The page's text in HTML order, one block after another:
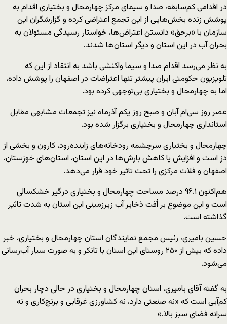
در اقدامی کم‌سابقه، صدا و سیمای مرکز چهارمحال و بختیاری اقدام به
پوشش زنده بخش‌هایی از این تجمع اعتراضی کرده و گزارشگران این
سازمان با «برحق» دانستن اعتراض‌ها، خواستار رسیدگی مسئولان به
بحران آب در این استان و دیگر استان‌ها شدند.
به نظر می‌رسد اقدام صدا و سیما واکنشی باشد به انتقاد از این که
تلویزیون حکومتی ایران پیشتر تنها اعتراضات در اصفهان را پوشش داده،
اما به چهارمحال و بختیاری بی‌توجهی کرده بود.
عصر روز سی‌ام آبان و صبح روز یکم آذرماه نیز تجمعات مشابهی مقابل
استانداری چهارمحال و بختیاری برگزار شده بود.
چهارمحال و بختیاری سرچشمه رودخانه‌های زاینده‌رود، کارون و بخشی از
دز است و افزایش یا کاهش بارش‌ها در این استان، استان‌های خوزستان،
اصفهان و فلات مرکزی را تحت تاثیر خود قرار می‌دهد.
هم‌اکنون ۹۶.۱ درصد مساحت چهارمحال و بختیاری درگیر خشکسالی
است و این موضوع بر اُفت ذخایر آب زیرزمینی این استان به شدت تاثیر
گذاشته است.
حسین بامیری، رئیس مجمع نمایندگان استان چهارمحال و بختیاری، خبر
داده که بیش از ۲۵۰ روستای این استان با تانکر و به صورت سیار آب‌رسانی
می‌شود.
به گفته آقای بامیری، استان چهارمحال و بختیاری در حالی دچار بحران
کم‌آبی است که «نه صنعتی دارد، نه کشاورزی غرقابی و برنج‌کاری و نه
سرانه فضای سبز بالا.»